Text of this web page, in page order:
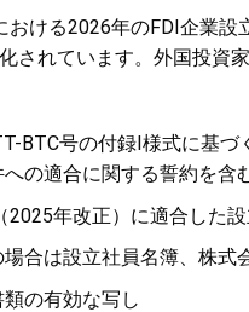
おける2026年のFDI企業
されています。外国投資
BTC号の付録I様式に基づ
への適合に関する誓約を含
2025年改正）に適合した
合は設立社員名簿、株式
の有効な写し